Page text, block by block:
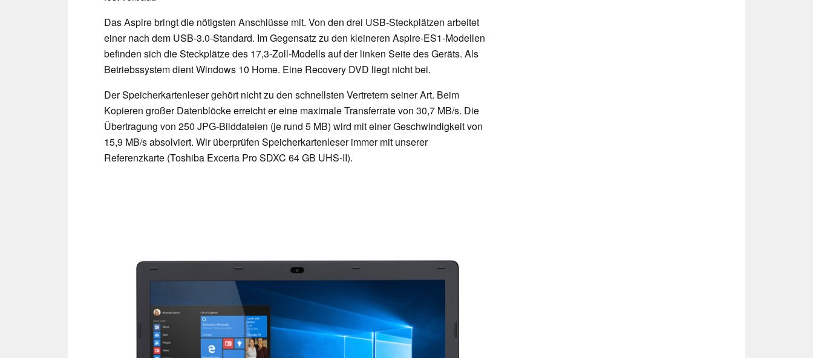
Das Aspire bringt die nötigsten Anschlüsse mit. Von den drei USB-Steckplätzen arbeitet
einer nach dem USB-3.0-Standard. Im Gegensatz zu den kleineren Aspire-ES1-Modellen
befinden sich die Steckplätze des 17,3-Zoll-Modells auf der linken Seite des Geräts. Als
Betriebssystem dient Windows 10 Home. Eine Recovery DVD liegt nicht bei.
Der Speicherkartenleser gehört nicht zu den schnellsten Vertretern seiner Art. Beim
Kopieren großer Datenblöcke erreicht er eine maximale Transferrate von 30,7 MB/s. Die
Übertragung von 250 JPG-Bilddateien (je rund 5 MB) wird mit einer Geschwindigkeit von
15,9 MB/s absolviert. Wir überprüfen Speicherkartenleser immer mit unserer
Referenzkarte (Toshiba Exceria Pro SDXC 64 GB UHS-II).